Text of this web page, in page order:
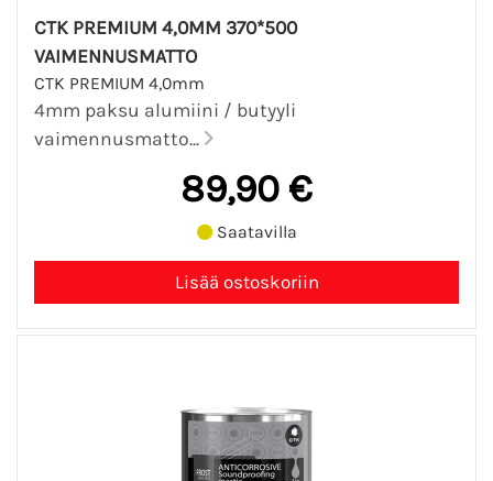
CTK PREMIUM 4,0MM 370*500
VAIMENNUSMATTO
CTK PREMIUM 4,0mm
4mm paksu alumiini / butyyli
vaimennusmatto...
89,90 €
Saatavilla